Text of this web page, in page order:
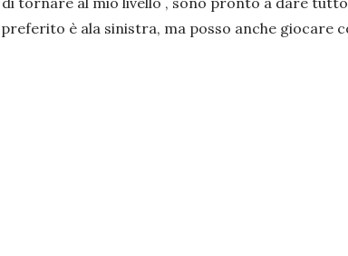
è ala sinistra, ma posso anche giocare